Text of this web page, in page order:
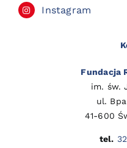
Instagram
Fundacja
im. św.
ul.
41-600
tel.